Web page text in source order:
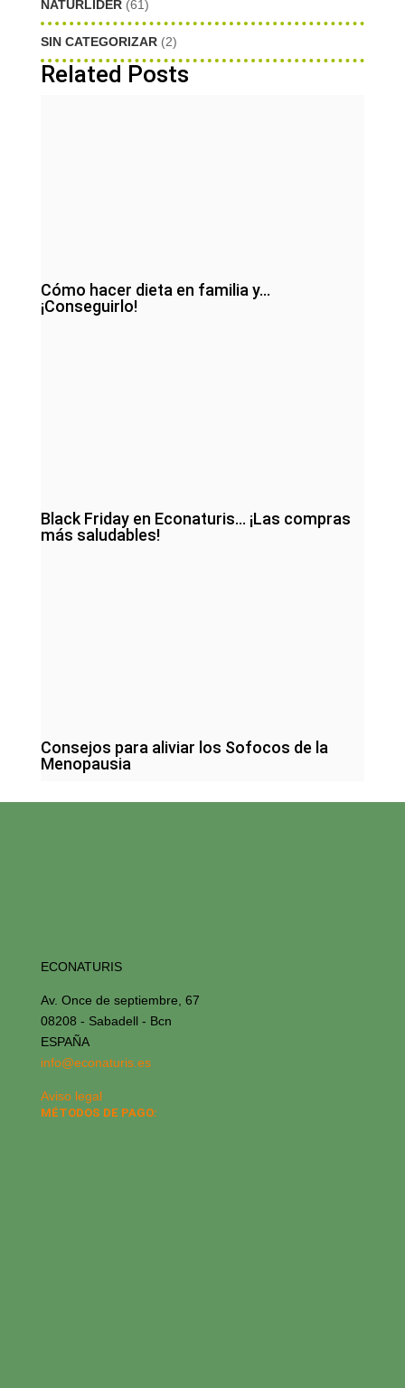
NATURLIDER (61)
SIN CATEGORIZAR (2)
Related Posts
Cómo hacer dieta en familia y…
¡Conseguirlo!
Black Friday en Econaturis… ¡Las compras
más saludables!
Consejos para aliviar los Sofocos de la
Menopausia
ECONATURIS
Av. Once de septiembre, 67
08208 - Sabadell - Bcn
ESPAÑA
info@econaturis.es
Aviso legal
MÉTODOS DE PAGO: